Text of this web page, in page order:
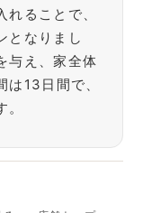
ることで、
となりまし
与え、家全体
13日間で、